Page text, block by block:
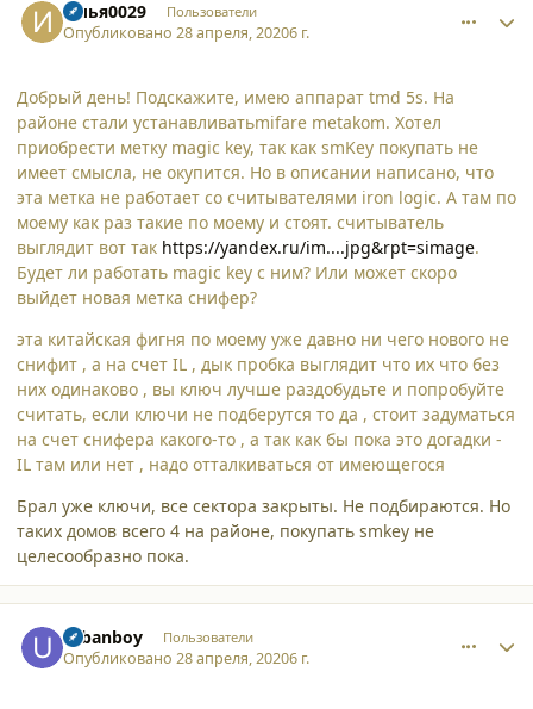
Илья0029 Пользователи
Опубликовано28 апреля, 20206 г.
Добрый день! Подскажите, имею аппарат tmd 5s. На
районе стали устанавливатьmifare metakom. Хотел
приобрести метку magic key, так как smKey покупать не
имеет смысла, не окупится. Но в описании написано, что
эта метка не работает со считывателями iron logic. А там по
моему как раз такие по моему и стоят. считыватель
выглядит вот так https://yandex.ru/im....jpg&rpt=simage.
Будет ли работать magic key с ним? Или может скоро
выйдет новая метка снифер?
эта китайская фигня по моему уже давно ни чего нового не
снифит , а на счет IL , дык пробка выглядит что их что без
них одинаково , вы ключ лучше раздобудьте и попробуйте
считать, если ключи не подберутся то да , стоит задуматься
на счет снифера какого-то , а так как бы пока это догадки -
IL там или нет , надо отталкиваться от имеющегося
Брал уже ключи, все сектора закрыты. Не подбираются. Но
таких домов всего 4 на районе, покупать smkey не
целесообразно пока.
urbanboy Пользователи
Опубликовано28 апреля, 20206 г.